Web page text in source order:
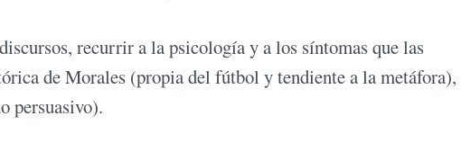
recurrir a la psicología y a los síntomas que las
de Morales (propia del fútbol y tendiente a la metáfora),
persuasivo).